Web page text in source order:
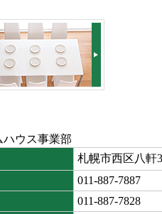
ウス事業部
札幌市西区八軒
011-887-7887
011-887-7828